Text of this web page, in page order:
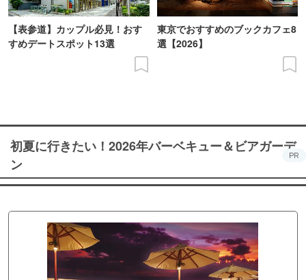
【表参道】カップル必見！おす
すめデートスポット13選
東京でおすすめのブックカフェ8
選【2026】
初夏に行きたい！2026年バーベキュー＆ビアガーデ
ン
PR